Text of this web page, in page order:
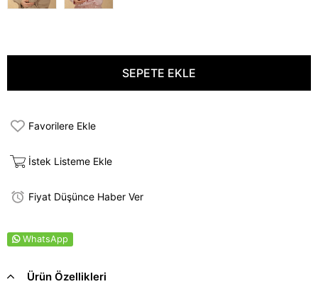
Favorilere Ekle
İstek Listeme Ekle
Fiyat Düşünce Haber Ver
WhatsApp
Ürün Özellikleri